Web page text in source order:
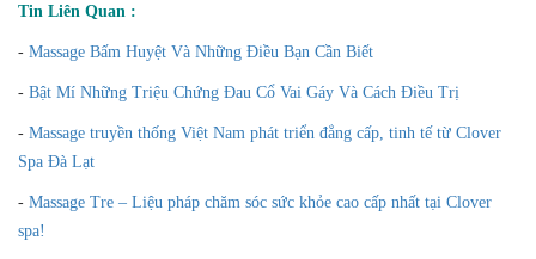
Tin Liên Quan :
- Massage Bấm Huyệt Và Những Điều Bạn Cần Biết
- Bật Mí Những Triệu Chứng Đau Cổ Vai Gáy Và Cách Điều Trị
- Massage truyền thống Việt Nam phát triển đẳng cấp, tinh tế từ Clover
Spa Đà Lạt
- Massage Tre – Liệu pháp chăm sóc sức khỏe cao cấp nhất tại Clover
spa!